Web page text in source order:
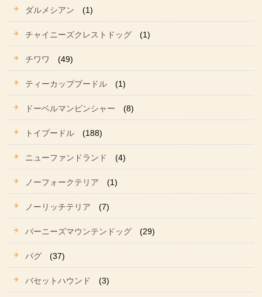
ダルメシアン (1)
チャイニーズクレストドッグ (1)
チワワ (49)
ティーカッププードル (1)
ドーベルマンピンシャー (8)
トイプードル (188)
ニューファンドランド (4)
ノーフォークテリア (1)
ノーリッチテリア (7)
バーニーズマウンテンドッグ (29)
パグ (37)
バセットハウンド (3)